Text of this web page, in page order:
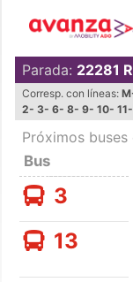
Parada: 22281
Corresp. con líneas:
2- 3- 6- 8- 9- 10- 11-
Próximos
Bus
3
13